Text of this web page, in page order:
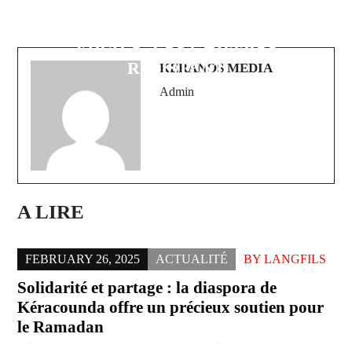
africaine
VIRALE, LES CHIFFRES
RÉSISTENT
KERANOS MEDIA
Admin
A LIRE
FEBRUARY 26, 2025 ACTUALITÉ BY LANGFILS
Solidarité et partage : la diaspora de
Kéracounda offre un précieux soutien pour
le Ramadan